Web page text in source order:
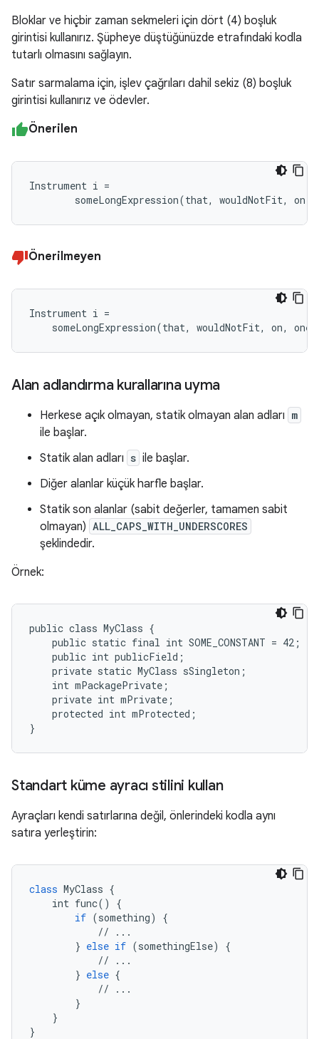
Bloklar ve hiçbir zaman sekmeleri için dört (4) boşluk
girintisi kullanırız. Şüpheye düştüğünüzde etrafındaki kodla
tutarlı olmasını sağlayın.
Satır sarmalama için, işlev çağrıları dahil sekiz (8) boşluk
girintisi kullanırız ve ödevler.
Önerilen
Instrument i =
someLongExpression(that, wouldNotFit, on,
Önerilmeyen
Instrument i =
someLongExpression(that, wouldNotFit, on,
Alan adlandırma kurallarına uyma
Herkese açık olmayan, statik olmayan alan adları m
ile başlar.
Statik alan adları s ile başlar.
Diğer alanlar küçük harfle başlar.
Statik son alanlar (sabit değerler, tamamen sabit
olmayan) ALL_CAPS_WITH_UNDERSCORES
şeklindedir.
Örnek:
public class MyClass {
    public static final int SOME_CONSTANT = 42;
    public int publicField;
    private static MyClass sSingleton;
    int mPackagePrivate;
    private int mPrivate;
    protected int mProtected;
}
Standart küme ayracı stilini kullan
Ayraçları kendi satırlarına değil, önlerindeki kodla aynı
satıra yerleştirin:
class MyClass {
int func() {
if (something) {
            // ...
        }
else if (somethingElse) {
            // ...
        }
else {
            // ...
        }
    }
}